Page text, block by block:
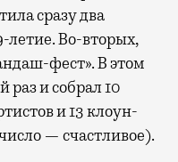
сразу два
летие. Во-вторых,
фест». В этом
раз и собрал 10
и 13 клоун-
— счастливое).